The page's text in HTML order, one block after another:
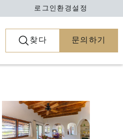
로그인 환경설정
찾다 문의하기